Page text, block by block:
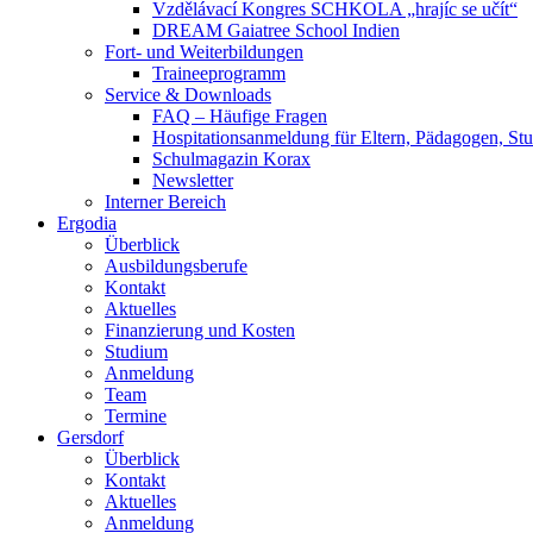
Vzdělávací Kongres SCHKOLA „hrajíc se učít“
DREAM Gaiatree School Indien
Fort- und Weiterbildungen
Traineeprogramm
Service & Downloads
FAQ – Häufige Fragen
Hospitationsanmeldung für Eltern, Pädagogen,
Schulmagazin Korax
Newsletter
Interner Bereich
Ergodia
Überblick
Ausbildungsberufe
Kontakt
Aktuelles
Finanzierung und Kosten
Studium
Anmeldung
Team
Termine
Gersdorf
Überblick
Kontakt
Aktuelles
Anmeldung